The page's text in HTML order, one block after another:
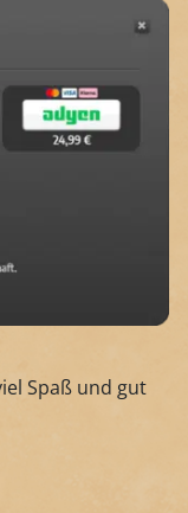
Spaß und gut